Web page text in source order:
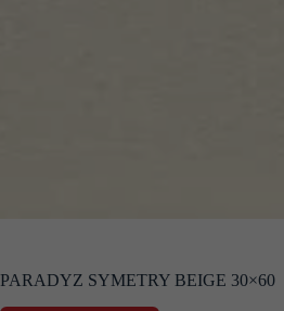
PARADYZ SYMETRY BEIGE 30×60